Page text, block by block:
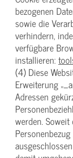
bezogenen
sowie die
verhindern,
verfügbare
installieren:
(4) Diese
Erweiterung
Adressen
werden.